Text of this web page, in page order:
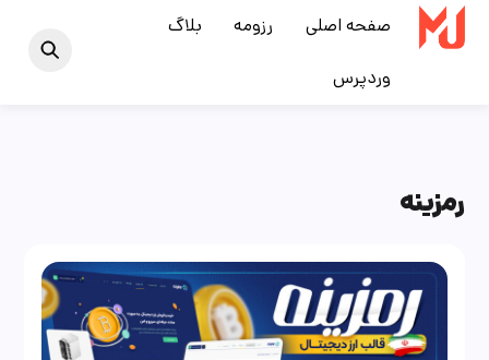
Skip
صفحه اصلی رزومه بلاگ
وردپرس
رمزینه